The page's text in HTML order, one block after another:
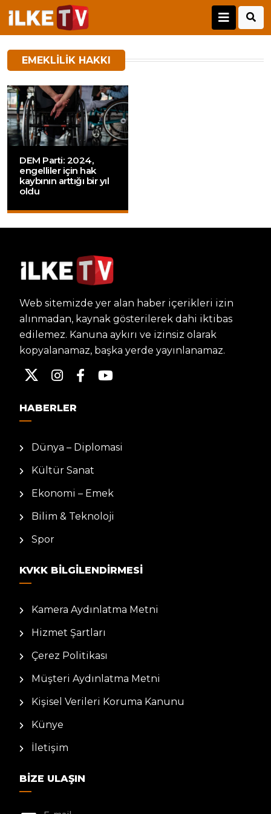
EMEKLILIK HAKKI
DEM Parti: 2024,
engelliler için hak
kaybının arttığı bir yıl
oldu
Web sitemizde yer alan haber içerikleri izin
alınmadan, kaynak gösterilerek dahi iktibas
edilemez. Kanuna aykırı ve izinsiz olarak
kopyalanamaz, başka yerde yayınlanamaz.
HABERLER
Dünya – Diplomasi
Kültür Sanat
Ekonomi – Emek
Bilim & Teknoloji
Spor
KVKK BILGILENDIRMESI
Kamera Aydınlatma Metni
Hizmet Şartları
Çerez Politikası
Müşteri Aydınlatma Metni
Kişisel Verileri Koruma Kanunu
Künye
İletişim
BIZE ULAŞIN